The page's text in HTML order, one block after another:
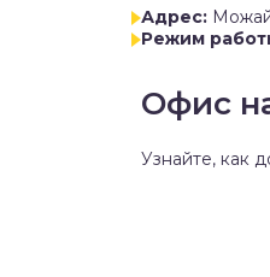
Адрес:
Режим
Офис
Узнайте, как